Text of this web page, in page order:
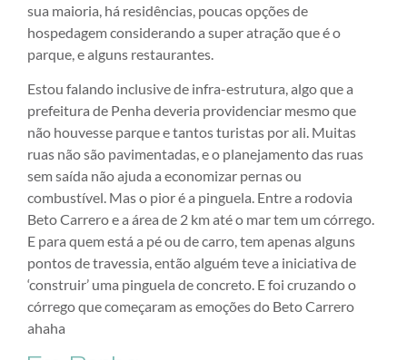
sua maioria, há residências, poucas opções de
hospedagem considerando a super atração que é o
parque, e alguns restaurantes.
Estou falando inclusive de infra-estrutura, algo que a
prefeitura de Penha deveria providenciar mesmo que
não houvesse parque e tantos turistas por ali. Muitas
ruas não são pavimentadas, e o planejamento das ruas
sem saída não ajuda a economizar pernas ou
combustível. Mas o pior é a pinguela. Entre a rodovia
Beto Carrero e a área de 2 km até o mar tem um córrego.
E para quem está a pé ou de carro, tem apenas alguns
pontos de travessia, então alguém teve a iniciativa de
‘construir’ uma pinguela de concreto. E foi cruzando o
córrego que começaram as emoções do Beto Carrero
ahaha